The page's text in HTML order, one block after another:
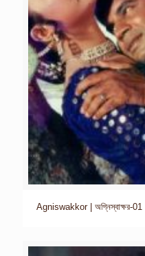
Agniswakkor | অগ্নিস্বাক্ষর-01